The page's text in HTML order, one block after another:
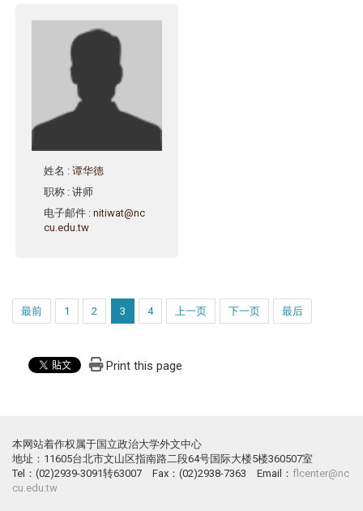
姓名 :谭华德
职称 : 讲师
电子邮件 :nitiwat@nc
cu.edu.tw
最前 1 2 3 4 上一页 下一页 最后
Print this page
本网站着作权属于国立政治大学外文中心
地址：11605台北市文山区指南路二段64号国际大楼5楼360507室
Tel：(02)2939-3091转63007 Fax：(02)2938-7363 Email： flcenter@nc
cu.edu.tw